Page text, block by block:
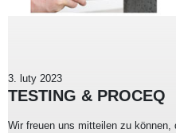
3. luty 2023
TESTING & PROCEQ
Wir freuen uns mitteilen zu